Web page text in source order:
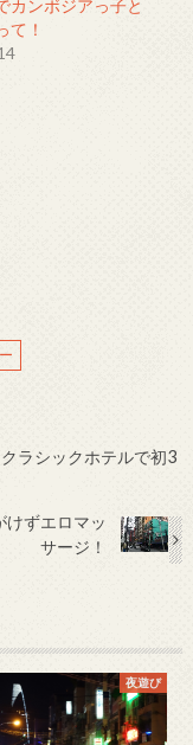
カンボジアっ子と
て！
ラシックホテルで初3
けずエロマッ
サージ！
夜遊び